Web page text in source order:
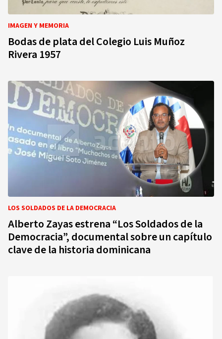
IMAGEN Y MEMORIA
Bodas de plata del Colegio Luis Muñoz
Rivera 1957
LOS SOLDADOS DE LA DEMOCRACIA
Alberto Zayas estrena “Los Soldados de la
Democracia”, documental sobre un capítulo
clave de la historia dominicana